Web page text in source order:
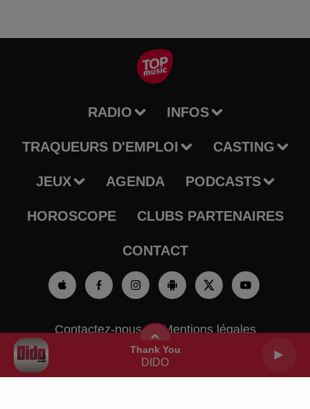
Thank You
DIDO
RADIO INFOS
TRAQUEURS D'EMPLOI CASTING
JEUX AGENDA PODCASTS
HOROSCOPE CLUBS PARTENAIRES
CONTACT
Contactez-nous Mentions légales
Gestion des cookies Règlement des jeux